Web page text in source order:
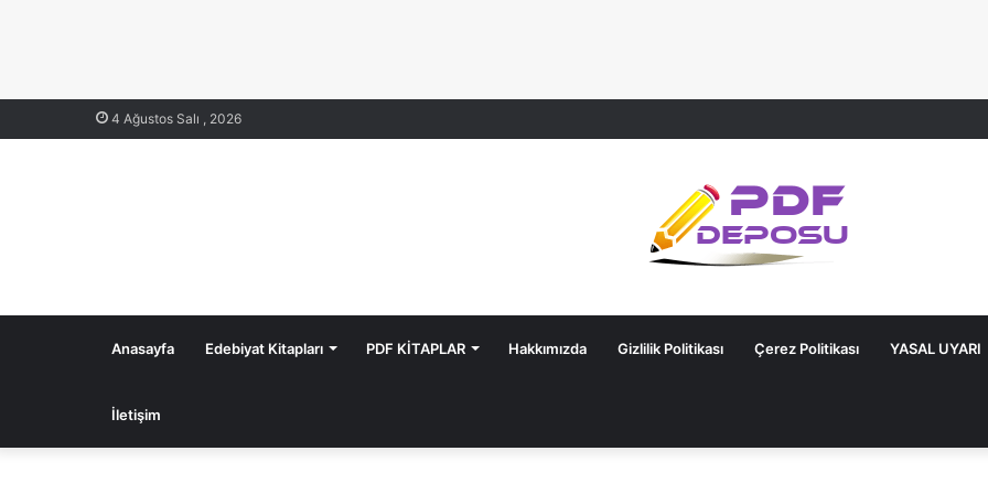
4 Ağustos Salı , 2026
Anasayfa Edebiyat Kitapları PDF KİTAPLAR Hakkımızda Gizlilik Politikası Çerez Politikası YASAL UYARI
İletişim